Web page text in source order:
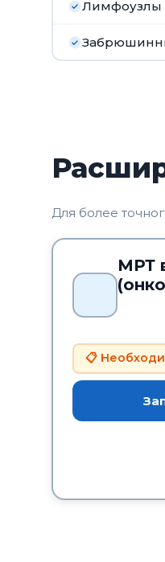
Лимфоузлы
Для более
МРТ
📋